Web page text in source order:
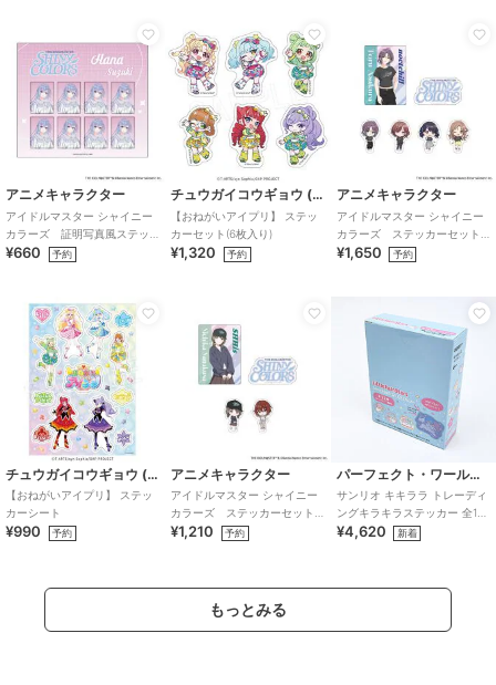
アニメキャラクター
アイドルマスター シャイニー
カラーズ 証明写真風ステッ
カー (鈴木羽那)
¥660 予約
チュウガイコウギョウ (Chugai Mining)
【おねがいアイプリ】 ステッ
カーセット(6枚入り)
¥1,320 予約
アニメキャラクター
アイドルマスター シャイニー
カラーズ ステッカーセット
(283プロ ノクチル)
¥1,650 予約
チュウガイコウギョウ (Chugai Mining)
【おねがいアイプリ】 ステッ
カーシート
¥990 予約
アニメキャラクター
アイドルマスター シャイニー
カラーズ ステッカーセット
(283プロ シーズ)
¥1,210 予約
パーフェクト・ワールド・トーキョー
サンリオ キキララ トレーディ
ングキラキラステッカー 全12
種 コンプリートBOX Sanrio
¥4,620 新着
もっとみる